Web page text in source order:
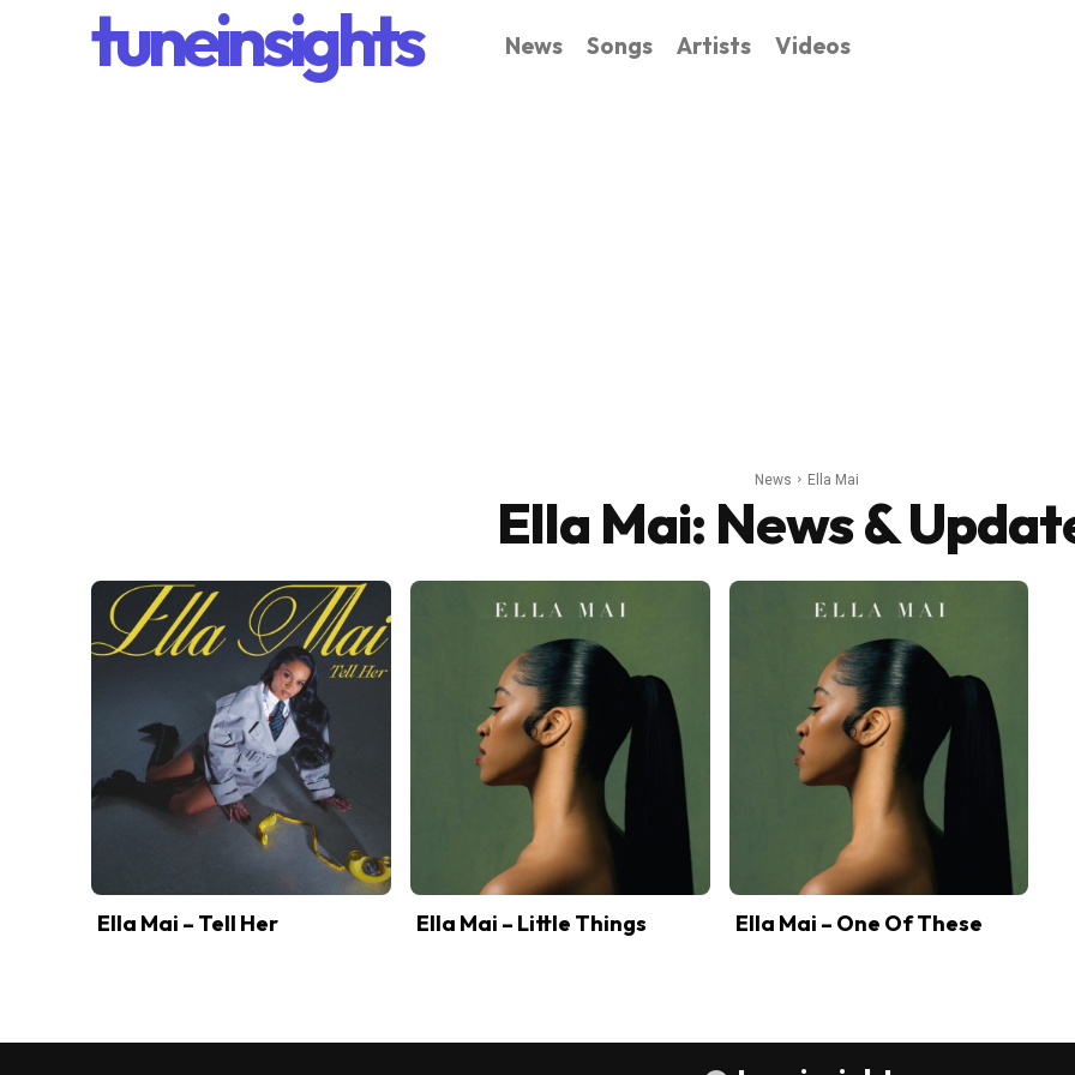
tuneinsights News Songs Artists Videos
News Ella Mai
Ella Mai: News &
Ella Mai – Tell Her Ella Mai – Little Things Ella Mai – One Of These